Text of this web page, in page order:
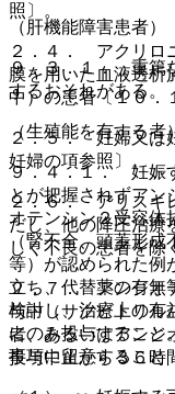
（肝機能障害患者）
９．３．１． 重篤
するおそれがある。
（生殖能を有する者
９．４．１． 妊娠
とが把握されずアン
オテンシン２受容体
（腎不全、頭蓋形成
等）が認められた例
立ち、代替薬の有無
検討し、治療上の有
にのみ投与すること
事項に留意すること
照〕。
２．４． アクリロ
膜を用いた血液透析
中）の患者〔１０．
２．５． 妊婦又は
妊婦の項参照〕。
２．６． アリスキ
だし、他の降圧治療
しく不良の患者を除
２．７． アンジオ
与中（サクビトリル
者、あるいはアンジ
投与中止から３６時